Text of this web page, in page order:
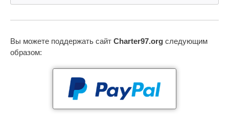
Вы можете поддержать сайт Charter97.org следующим
образом: